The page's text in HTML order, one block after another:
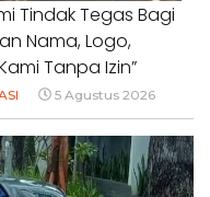
Tindak Tegas Bagi
Nama, Logo,
Tanpa Izin”
5 Agustus 2026